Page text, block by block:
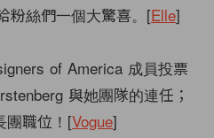
粉絲們一個大驚喜。[Elle]
of America 成員投票
與她團隊的連任；
團職位！[Vogue]